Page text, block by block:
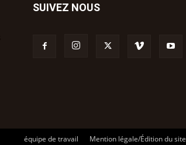
SUIVEZ NOUS
équipe de travail Mention légale/Édition du site